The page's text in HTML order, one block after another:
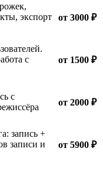
экспорт
от 3000 ₽
с
от 1500 ₽
с
от 2000 ₽
запись +
записи и
от 5900 ₽